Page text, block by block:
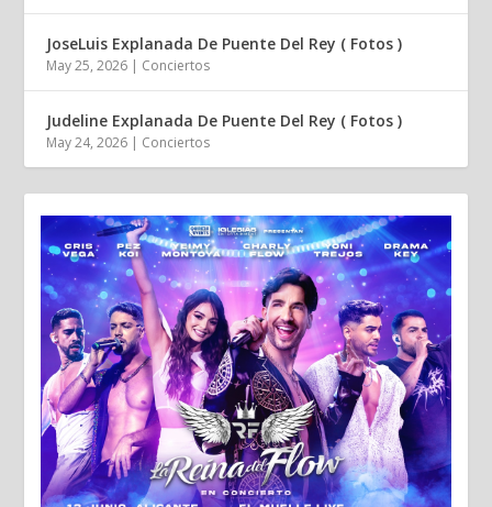
JoseLuis Explanada De Puente Del Rey ( Fotos )
May 25, 2026 | Conciertos
Judeline Explanada De Puente Del Rey ( Fotos )
May 24, 2026 | Conciertos